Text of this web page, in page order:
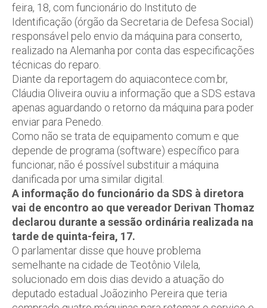
feira, 18, com funcionário do Instituto de
Identificação (órgão da Secretaria de Defesa Social)
responsável pelo envio da máquina para conserto,
realizado na Alemanha por conta das especificações
técnicas do reparo.
Diante da reportagem do aquiacontece.com.br,
Cláudia Oliveira ouviu a informação que a SDS estava
apenas aguardando o retorno da máquina para poder
enviar para Penedo.
Como não se trata de equipamento comum e que
depende de programa (software) específico para
funcionar, não é possível substituir a máquina
danificada por uma similar digital.
A informação do funcionário da SDS à diretora
vai de encontro ao que vereador Derivan Thomaz
declarou durante a sessão ordinária realizada na
tarde de quinta-feira, 17.
O parlamentar disse que houve problema
semelhante na cidade de Teotônio Vilela,
solucionado em dois dias devido a atuação do
deputado estadual Joãozinho Pereira que teria